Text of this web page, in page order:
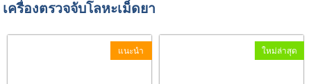
เครื่องตรวจจับโลหะเม็ดยา
แนะนำ ใหม่ล่าสุด